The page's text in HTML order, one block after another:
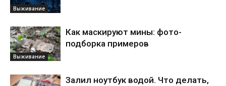
Выживание
Выживание
Как маскируют мины: фото-
подборка примеров
Залил ноутбук водой. Что делать,